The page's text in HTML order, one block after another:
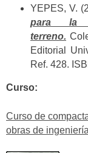
YEPES, V.
para la
terreno.
Editorial
Ref. 428.
Curso:
Curso de
obras de